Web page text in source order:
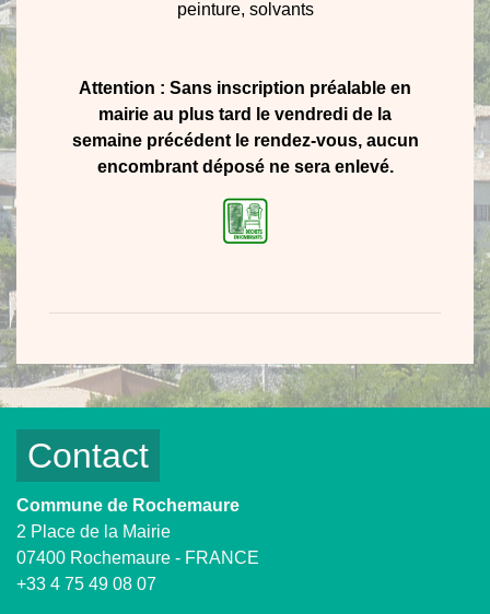
peinture, solvants
Attention : Sans inscription préalable en
mairie au plus tard le vendredi de la
semaine précédent le rendez-vous, aucun
encombrant déposé ne sera enlevé.
Contact
Commune de Rochemaure
2 Place de la Mairie
07400 Rochemaure - FRANCE
+33 4 75 49 08 07